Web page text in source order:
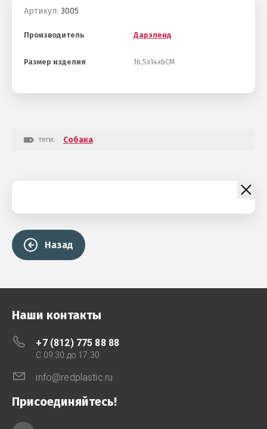
Артикул: 3005
Производитель Дарэленд
Размер изделия 16,5х14х6СМ
теги: Собака
Назад
Наши контакты
+7 (812) 775 88 88
C 09:30 до 17:30
info@redplastic.ru
Присоединяйтесь!